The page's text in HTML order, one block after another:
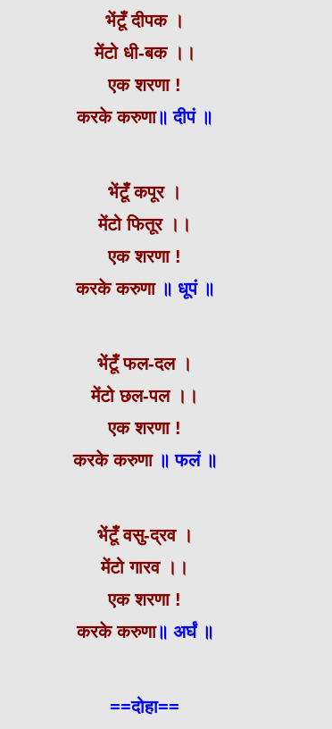
भेंटूँ दीपक ।
मेंटो धी-बक ।।
एक शरणा !
करके करुणा॥दीपं ॥
भेंटूँ कपूर ।
मेंटो फितूर ।।
एक शरणा !
करके करुणा ॥ धूपं ॥
भेंटूँ फल-दल ।
मेंटो छल-पल ।।
एक शरणा !
करके करुणा॥ फलं ॥
भेंटूँ वसु-द्रव ।
मेंटो गारव ।।
एक शरणा !
करके करुणा॥ अर्घं ॥
==दोहा==